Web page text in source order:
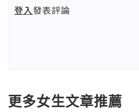
登入發表評論
更多女生文章推薦